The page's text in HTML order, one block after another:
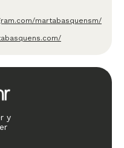
martabasquensm/
y